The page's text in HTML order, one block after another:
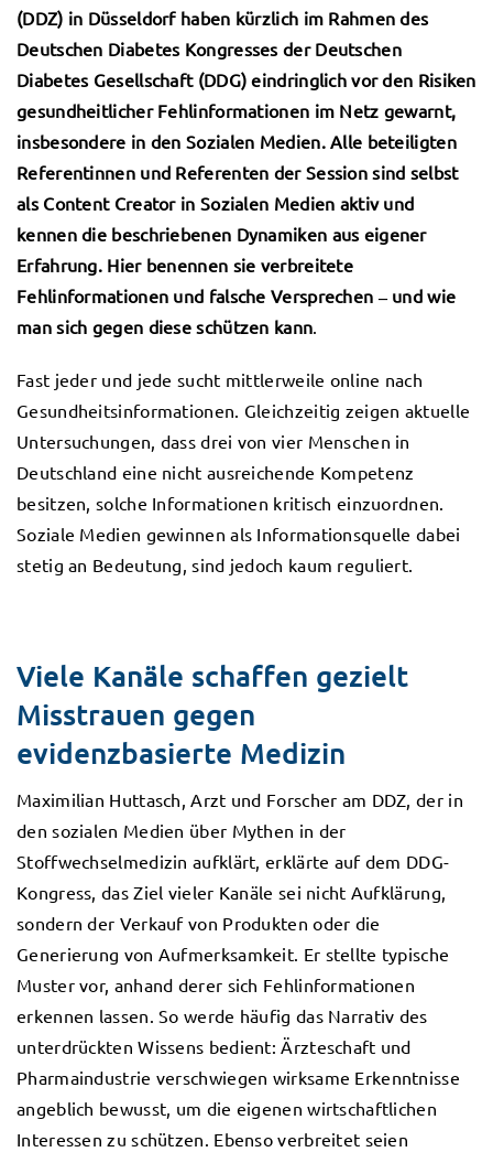
(DDZ) in Düsseldorf haben kürzlich im Rahmen des
Deutschen Diabetes Kongresses der Deutschen
Diabetes Gesellschaft (DDG) eindringlich vor den Risiken
gesundheitlicher Fehlinformationen im Netz gewarnt,
insbesondere in den Sozialen Medien. Alle beteiligten
Referentinnen und Referenten der Session sind selbst
als Content Creator in Sozialen Medien aktiv und
kennen die beschriebenen Dynamiken aus eigener
Erfahrung. Hier benennen sie verbreitete
Fehlinformationen und falsche Versprechen ‒ und wie
man sich gegen diese schützen kann.
Fast jeder und jede sucht mittlerweile online nach
Gesundheitsinformationen. Gleichzeitig zeigen aktuelle
Untersuchungen, dass drei von vier Menschen in
Deutschland eine nicht ausreichende Kompetenz
besitzen, solche Informationen kritisch einzuordnen.
Soziale Medien gewinnen als Informationsquelle dabei
stetig an Bedeutung, sind jedoch kaum reguliert.
Viele Kanäle schaffen gezielt
Misstrauen gegen
evidenzbasierte Medizin
Maximilian Huttasch, Arzt und Forscher am DDZ, der in
den sozialen Medien über Mythen in der
Stoffwechselmedizin aufklärt, erklärte auf dem DDG-
Kongress, das Ziel vieler Kanäle sei nicht Aufklärung,
sondern der Verkauf von Produkten oder die
Generierung von Aufmerksamkeit. Er stellte typische
Muster vor, anhand derer sich Fehlinformationen
erkennen lassen. So werde häufig das Narrativ des
unterdrückten Wissens bedient: Ärzteschaft und
Pharmaindustrie verschwiegen wirksame Erkenntnisse
angeblich bewusst, um die eigenen wirtschaftlichen
Interessen zu schützen. Ebenso verbreitet seien